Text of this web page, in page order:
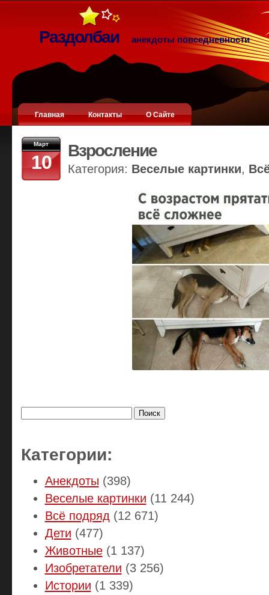
Раздолбаи анекдоты повседневности
Главная Контакты О Сайте
Март
10
Взросление
Категория: Веселые картинки,
Категории:
Анекдоты (398)
Веселые картинки (11 244)
Всё подряд (12 671)
Дети (477)
Животные(1 137)
Изобретатели (3 256)
Истории (1 339)